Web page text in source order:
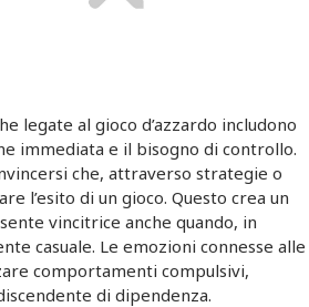
legate al gioco d’azzardo includono
immediata e il bisogno di controllo.
che, attraverso strategie o
l’esito di un gioco. Questo crea un
vincitrice anche quando, in
casuale. Le emozioni connesse alle
comportamenti compulsivi,
di dipendenza.